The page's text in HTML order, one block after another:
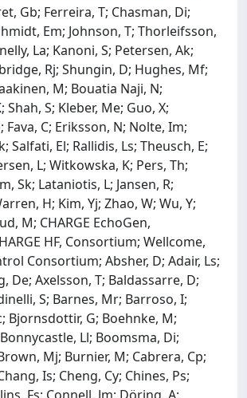
Gb; Ferreira, T; Chasman, Di;
Em; Johnson, T; Thorleifsson,
La; Kanoni, S; Petersen, Ak;
Rj; Shungin, D; Hughes, Mf;
M; Bouatia Naji, N;
S; Kleber, Me; Guo, X;
Fava, C; Eriksson, N; Nolte, Im;
Salfati, El; Rallidis, Ls; Theusch, E;
L; Witkowska, K; Pers, Th;
Sk; Lataniotis, L; Jansen, R;
H; Kim, Yj; Zhao, W; Wu, Y;
M; CHARGE EchoGen,
HF, Consortium; Wellcome,
Consortium; Absher, D; Adair, Ls;
De; Axelsson, T; Baldassarre, D;
S; Barnes, Mr; Barroso, I;
Bjornsdottir, G; Boehnke, M;
Ll; Boomsma, Di;
Mj; Burnier, M; Cabrera, Cp;
Is; Cheng, Cy; Chines, Ps;
Fs; Connell, Jm; Döring, A;